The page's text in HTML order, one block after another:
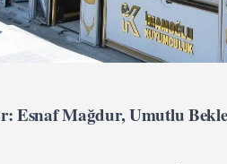
Esnaf Mağdur, Umutlu